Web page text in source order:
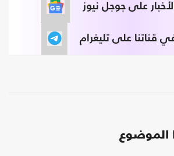
على جوجل نيوز
قناتنا على تليغرام
الموضوع